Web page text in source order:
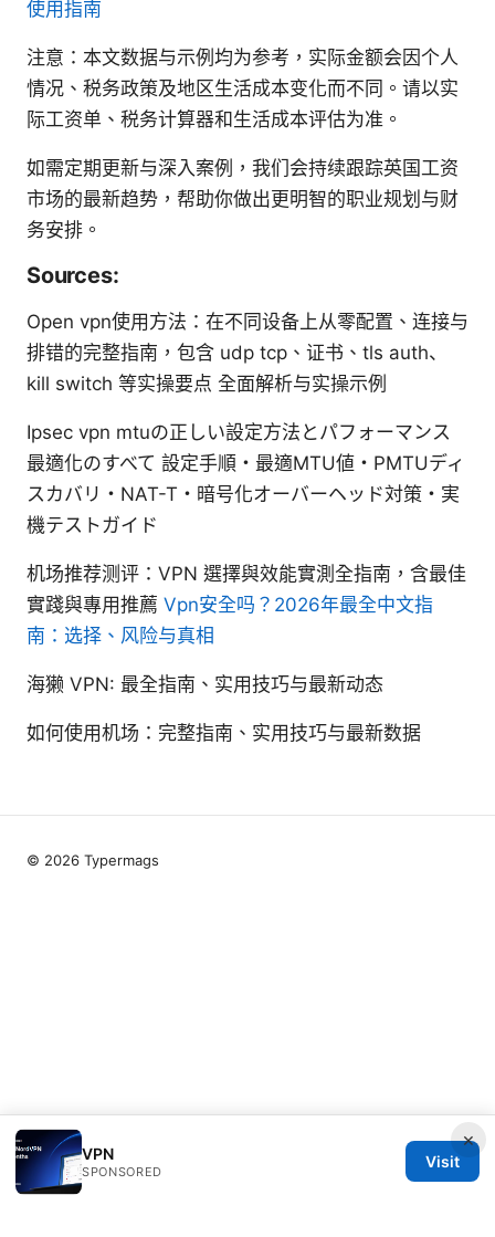
使用指南
注意：本文数据与示例均为参考，实际金额会因个人
情况、税务政策及地区生活成本变化而不同。请以实
际工资单、税务计算器和生活成本评估为准。
如需定期更新与深入案例，我们会持续跟踪英国工资
市场的最新趋势，帮助你做出更明智的职业规划与财
务安排。
Sources:
Open vpn使用方法：在不同设备上从零配置、连接与
排错的完整指南，包含 udp tcp、证书、tls auth、
kill switch 等实操要点 全面解析与实操示例
Ipsec vpn mtuの正しい設定方法とパフォーマンス
最適化のすべて 設定手順・最適MTU値・PMTUディ
スカバリ・NAT-T・暗号化オーバーヘッド対策・実
機テストガイド
机场推荐测评：VPN 選擇與效能實測全指南，含最佳
實踐與專用推薦 Vpn安全吗？2026年最全中文指
南：选择、风险与真相
海獭 VPN: 最全指南、实用技巧与最新动态
如何使用机场：完整指南、实用技巧与最新数据
×
VPN
SPONSORED
Visit
© 2026 Typermags